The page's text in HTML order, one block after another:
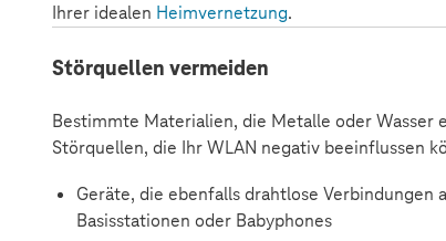
Ihrer idealen Heimvernetzung.
Störquellen vermeiden
Bestimmte Materialien, die Metalle oder
Störquellen, die Ihr WLAN negativ beeinflussen
Geräte, die ebenfalls drahtlose Verbindungen
Basisstationen oder Babyphones